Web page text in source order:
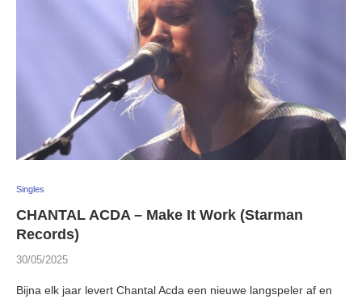
Singles
CHANTAL ACDA – Make It Work (Starman
Records)
30/05/2025
Bijna elk jaar levert Chantal Acda een nieuwe langspeler af en